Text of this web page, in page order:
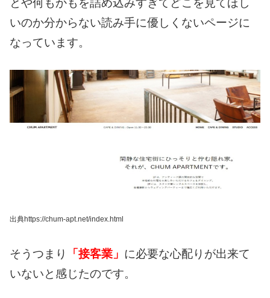
とや何もかもを詰め込みすぎて どこを見てほし
いのか分からない読み手に優しくないページに
なっています。
出典https://chum-apt.net/index.html
そうつまり 「接客業」 に必要な心配りが出来て
いないと感じたのです。